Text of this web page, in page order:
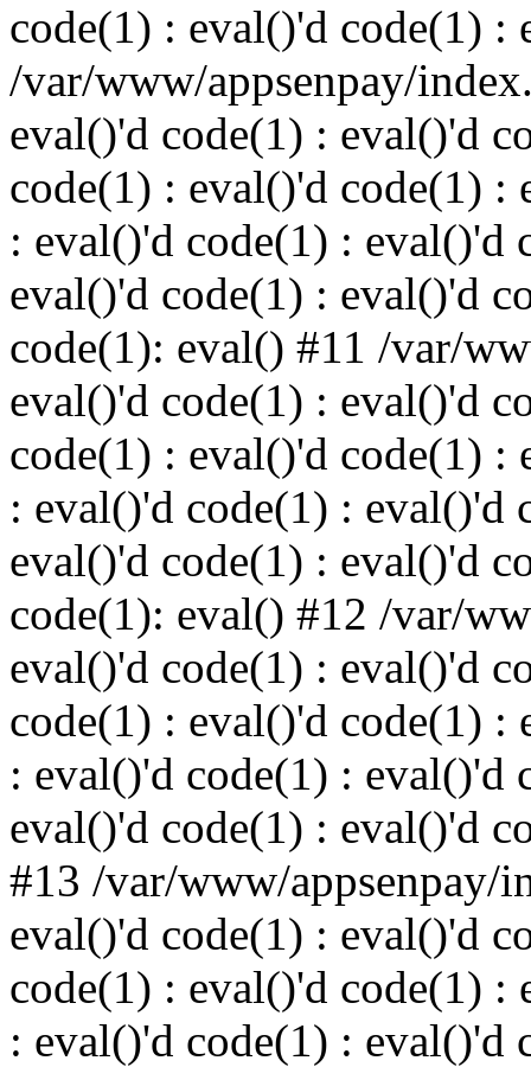
code(1) : eval()'d code(1) :
/var/www/appsenpay/
eval()'d code(1) : eval()'d
code(1) : eval()'d code(1) :
: eval()'d code(1) : eval()'d
eval()'d code(1) : eval()'d
code(1): eval() #11 /var/
eval()'d code(1) : eval()'d
code(1) : eval()'d code(1) :
: eval()'d code(1) : eval()'d
eval()'d code(1) : eval()'d
code(1): eval() #12 /var/
eval()'d code(1) : eval()'d
code(1) : eval()'d code(1) :
: eval()'d code(1) : eval()'d
eval()'d code(1) : eval()'d
#13 /var/www/appsenpay/
eval()'d code(1) : eval()'d
code(1) : eval()'d code(1) :
: eval()'d code(1) : eval()'d